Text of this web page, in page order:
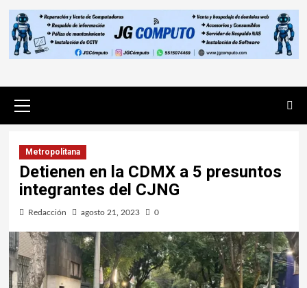
Metropolitana
Detienen en la CDMX a 5 presuntos
integrantes del CJNG
Redacción agosto 21, 2023 0